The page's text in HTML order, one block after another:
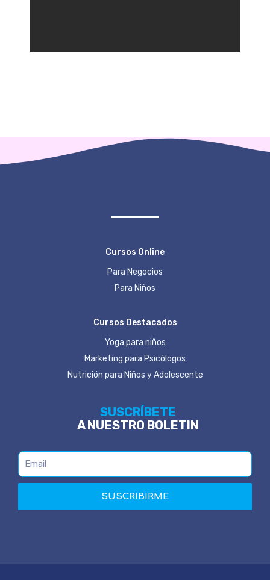
Cursos Online
Para Negocios
Para Niños
Cursos Destacados
Yoga para niños
Marketing para Psicólogos
Nutrición para Niños y Adolescente
SUSCRÍBETE
A NUESTRO BOLETIN
SUSCRIBIRME